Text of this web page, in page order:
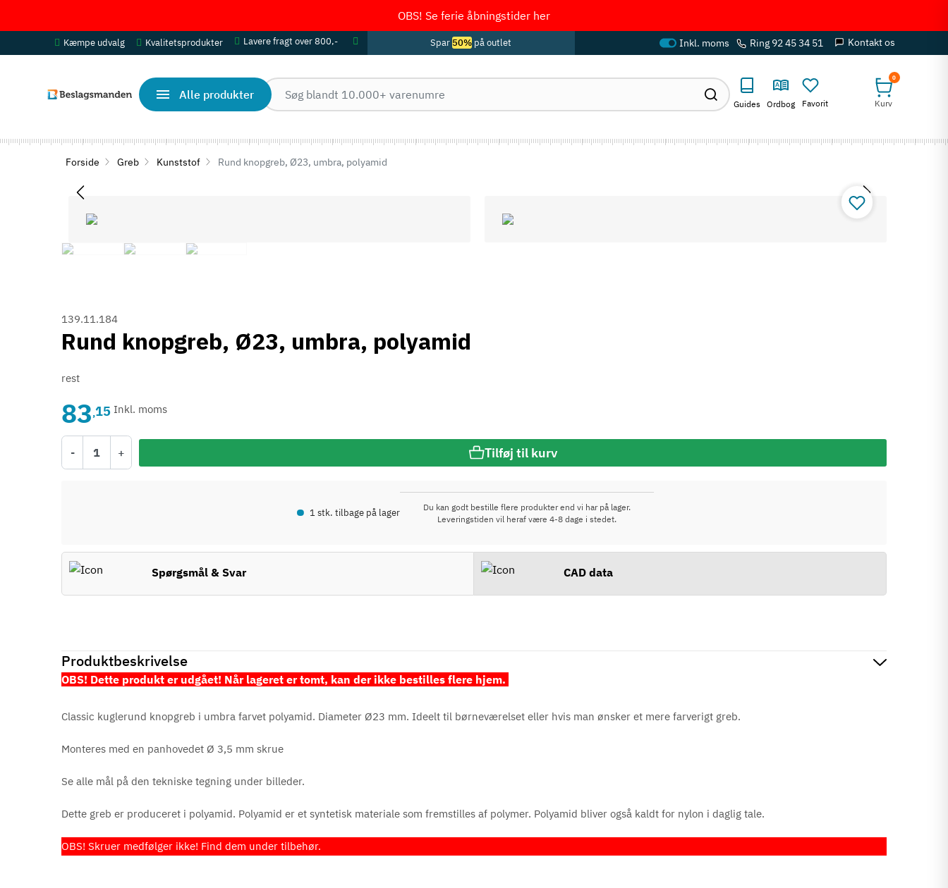
OBS! Se ferie åbningstider her
Kæmpe udvalg Kvalitetsprodukter Lavere fragt over 800,- Spar 50% på outlet Ring 92 45 34 51 Kontakt os
Alle produkter
Guides Ordbog Favorit
0
Kurv
Forside Greb Kunststof Rund knopgreb, Ø23, umbra, polyamid
Produktbeskrivelse
OBS! Dette produkt er udgået! Når lageret er tomt, kan der ikke bestilles flere hjem.
Classic kuglerund knopgreb i umbra farvet polyamid. Diameter Ø23 mm. Ideelt til børneværelset eller hvis man ønsker et mere farverigt greb.
Monteres med en panhovedet Ø 3,5 mm skrue
Se alle mål på den tekniske tegning under billeder.
Dette greb er produceret i polyamid. Polyamid er et syntetisk materiale som fremstilles af polymer. Polyamid bliver også kaldt for nylon i daglig tale.
OBS! Skruer medfølger ikke! Find dem under tilbehør.
139.11.184
Rund knopgreb, Ø23, umbra, polyamid
rest
83,15 Inkl. moms
- + Tilføj til kurv
• 1 stk. tilbage på lager
Du kan godt bestille flere produkter end vi har på lager.
Leveringstiden vil heraf være 4-8 dage i stedet.
Spørgsmål & Svar CAD data